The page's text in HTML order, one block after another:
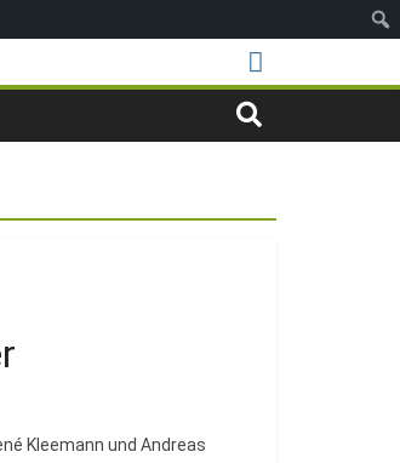
Kleemann und Andreas